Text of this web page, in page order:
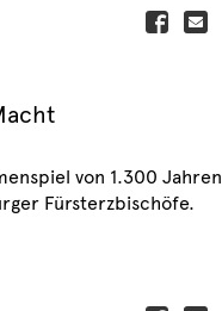
von 1.300 Jahren
Fürsterzbischöfe.